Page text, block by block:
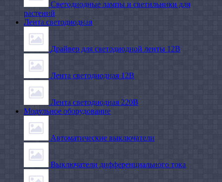
Светодиодные лампы и светильники для
растений
Лента светодиодная
Драйвер для светодиодной ленты 12В
Лента светодиодная 12В
Лента светодиодная 220В
Модульное оборудование
Автоматические выключатели
Выключатели дифференциального тока